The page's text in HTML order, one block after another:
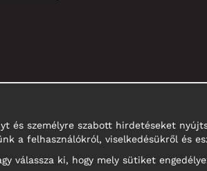
és személyre szabott hirdetéseket
a felhasználókról, viselkedésükről és
válassza ki, hogy mely sütiket